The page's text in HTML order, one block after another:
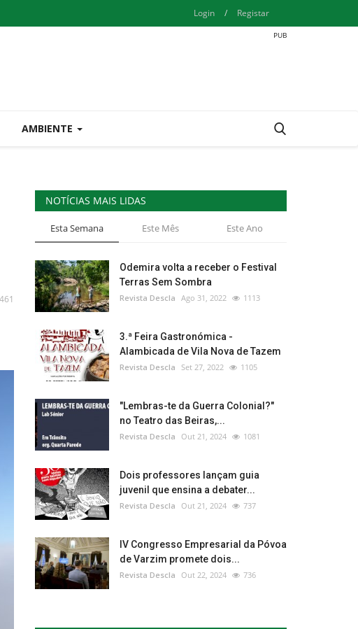
Login / Registar
AMBIENTE
NOTÍCIAS MAIS LIDAS
Esta Semana Este Mês Este Ano
Odemira volta a receber o Festival
Terras Sem Sombra
Revista Descla Ago 31, 2022 1113
3.ª Feira Gastronómica -
Alambicada de Vila Nova de Tazem
Revista Descla Set 27, 2022 1105
"Lembras-te da Guerra Colonial?"
no Teatro das Beiras,...
Revista Descla Out 21, 2024 1081
Dois professores lançam guia
juvenil que ensina a debater...
Revista Descla Out 21, 2024 737
IV Congresso Empresarial da Póvoa
de Varzim promete dois...
Revista Descla Out 22, 2024 736